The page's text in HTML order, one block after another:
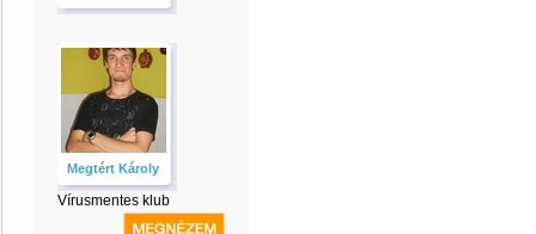
Megtért Károly
Vírusmentes klub